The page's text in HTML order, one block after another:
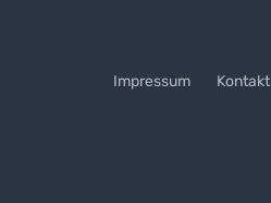
Impressum Kontakt